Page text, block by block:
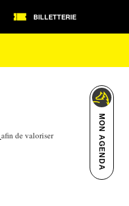
BILLETTERIE
MON AGENDA
afin de valoriser